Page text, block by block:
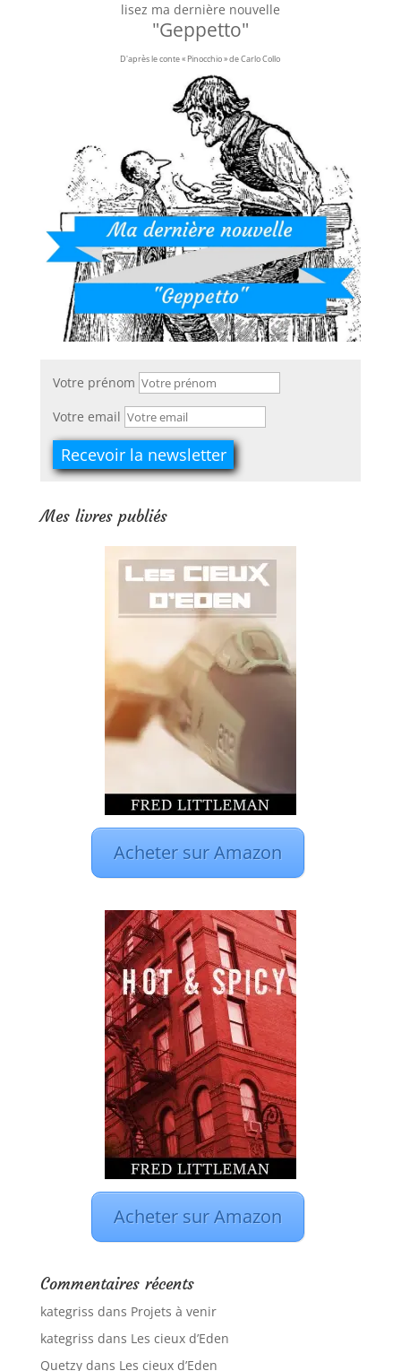
lisez ma dernière nouvelle
"Geppetto"
D'après le conte « Pinocchio » de Carlo Collo
Votre prénom
Votre email
Mes livres publiés
Acheter sur Amazon
Acheter sur Amazon
Commentaires récents
kategriss dans Projets à venir
kategriss dans Les cieux d’Eden
Quetzydans Les cieux d’Eden